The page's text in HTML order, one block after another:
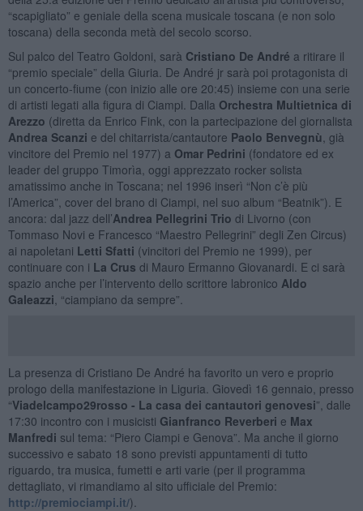
“scapigliato” e geniale della scena musicale toscana (e non solo
toscana) della seconda metà del secolo scorso.
Sul palco del Teatro Goldoni, sarà Cristiano De André a ritirare il
“premio speciale” della Giuria. De André jr sarà poi protagonista di
un concerto-fiume (con inizio alle ore 20:45) insieme con una serie
di artisti legati alla figura di Ciampi. Dalla Orchestra Multietnica di
Arezzo (diretta da Enrico Fink, con la partecipazione del giornalista
Andrea Scanzi e del chitarrista/cantautore Paolo Benvegnù , già
vincitore del Premio nel 1977) a Omar Pedrini (fondatore ed ex
leader del gruppo Timorìa, oggi apprezzato rocker solista
amatissimo anche in Toscana; nel 1996 inserì “Non c’è più
l’America”, cover del brano di Ciampi, nel suo album “Beatnik”). E
ancora: dal jazz dell’Andrea Pellegrini Trio di Livorno (con
Tommaso Novi e Francesco “Maestro Pellegrini” degli Zen Circus)
ai napoletani Letti Sfatti (vincitori del Premio ne 1999), per
continuare con i La Crus di Mauro Ermanno Giovanardi. E ci sarà
spazio anche per l’intervento dello scrittore labronico Aldo
Galeazzi , “ciampiano da sempre”.
La presenza di Cristiano De André ha favorito un vero e proprio
prologo della manifestazione in Liguria. Giovedì 16 gennaio, presso
“Viadelcampo29rosso - La casa dei cantautori genovesi”, dalle
17:30 incontro con i musicisti Gianfranco Reverberi e Max
Manfredi sul tema: “Piero Ciampi e Genova”. Ma anche il giorno
successivo e sabato 18 sono previsti appuntamenti di tutto
riguardo, tra musica, fumetti e arti varie (per il programma
dettagliato, vi rimandiamo al sito ufficiale del Premio:
http://premiociampi.it/).